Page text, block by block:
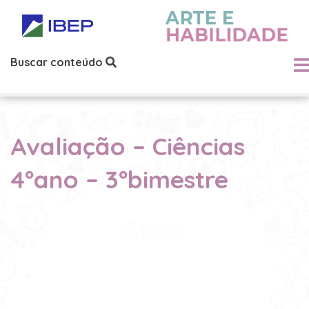
Buscar conteúdo
Avaliação – Ciências
4ºano – 3ºbimestre